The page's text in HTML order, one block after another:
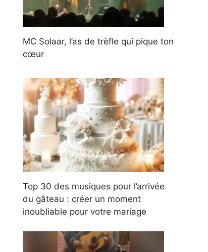
MC Solaar, l’as de trèfle qui pique ton
cœur
Top 30 des musiques pour l’arrivée
du gâteau : créer un moment
inoubliable pour votre mariage